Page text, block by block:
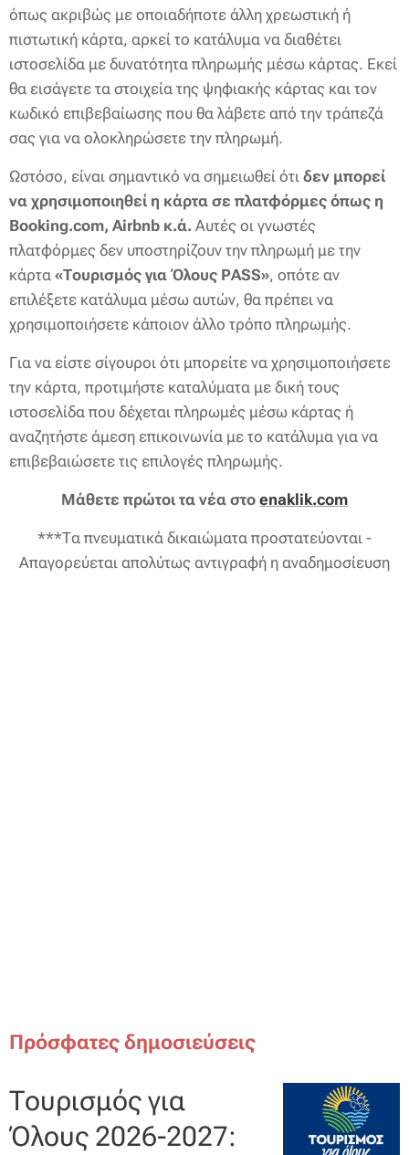
όπως ακριβώς με οποιαδήποτε άλλη χρεωστική ή
πιστωτική κάρτα, αρκεί το κατάλυμα να διαθέτει
ιστοσελίδα με δυνατότητα πληρωμής μέσω κάρτας. Εκεί
θα εισάγετε τα στοιχεία της ψηφιακής κάρτας και τον
κωδικό επιβεβαίωσης που θα λάβετε από την τράπεζά
σας για να ολοκληρώσετε την πληρωμή.
Ωστόσο, είναι σημαντικό να σημειωθεί ότι δεν μπορεί
να χρησιμοποιηθεί η κάρτα σε πλατφόρμες όπως η
Booking.com, Airbnb κ.ά. Αυτές οι γνωστές
πλατφόρμες δεν υποστηρίζουν την πληρωμή με την
κάρτα «Τουρισμός για Όλους PASS», οπότε αν
επιλέξετε κατάλυμα μέσω αυτών, θα πρέπει να
χρησιμοποιήσετε κάποιον άλλο τρόπο πληρωμής.
Για να είστε σίγουροι ότι μπορείτε να χρησιμοποιήσετε
την κάρτα, προτιμήστε καταλύματα με δική τους
ιστοσελίδα που δέχεται πληρωμές μέσω κάρτας ή
αναζητήστε άμεση επικοινωνία με το κατάλυμα για να
επιβεβαιώσετε τις επιλογές πληρωμής.
Μάθετε πρώτοι τα νέα στο enaklik.com
***Τα πνευματικά δικαιώματα προστατεύονται -
Απαγορεύεται απολύτως αντιγραφή η αναδημοσίευση
Πρόσφατες δημοσιεύσεις
Τουρισμός για
Όλους 2026-2027: